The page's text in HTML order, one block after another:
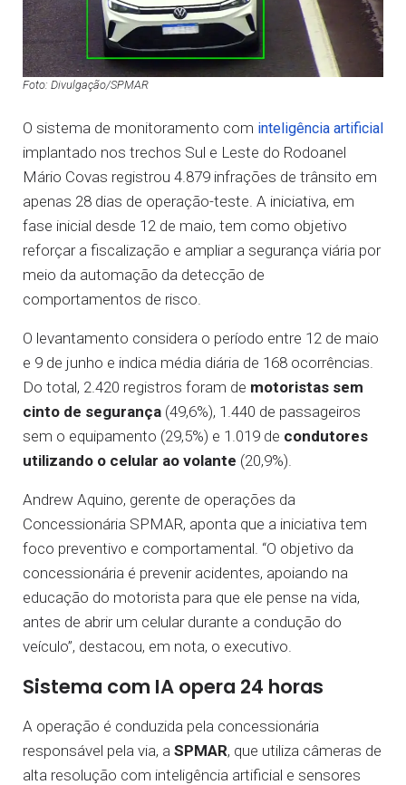
Foto: Divulgação/SPMAR
O sistema de monitoramento com inteligência artificial
implantado nos trechos Sul e Leste do Rodoanel
Mário Covas registrou 4.879 infrações de trânsito em
apenas 28 dias de operação-teste. A iniciativa, em
fase inicial desde 12 de maio, tem como objetivo
reforçar a fiscalização e ampliar a segurança viária por
meio da automação da detecção de
comportamentos de risco.
O levantamento considera o período entre 12 de maio
e 9 de junho e indica média diária de 168 ocorrências.
Do total, 2.420 registros foram de motoristas sem
cinto de segurança (49,6%), 1.440 de passageiros
sem o equipamento (29,5%) e 1.019 de condutores
utilizando o celular ao volante (20,9%).
Andrew Aquino, gerente de operações da
Concessionária SPMAR, aponta que a iniciativa tem
foco preventivo e comportamental. “O objetivo da
concessionária é prevenir acidentes, apoiando na
educação do motorista para que ele pense na vida,
antes de abrir um celular durante a condução do
veículo”, destacou, em nota, o executivo.
Sistema com IA opera 24 horas
A operação é conduzida pela concessionária
responsável pela via, a SPMAR, que utiliza câmeras de
alta resolução com inteligência artificial e sensores